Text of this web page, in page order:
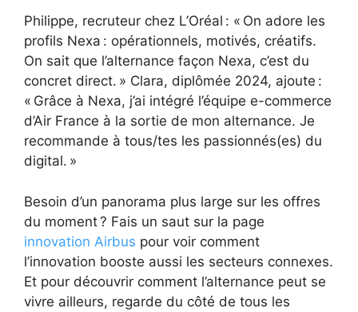
Philippe, recruteur chez L’Oréal : « On adore les
profils Nexa : opérationnels, motivés, créatifs.
On sait que l’alternance façon Nexa, c’est du
concret direct. » Clara, diplômée 2024, ajoute :
« Grâce à Nexa, j’ai intégré l’équipe e-commerce
d’Air France à la sortie de mon alternance. Je
recommande à tous/tes les passionnés(es) du
digital. »
Besoin d’un panorama plus large sur les offres
du moment ? Fais un saut sur la page
innovation Airbus pour voir comment
l’innovation booste aussi les secteurs connexes.
Et pour découvrir comment l’alternance peut se
vivre ailleurs, regarde du côté de tous les